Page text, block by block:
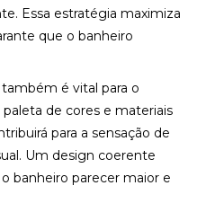
Essa estratégia maximiza
que o banheiro
também é vital para o
de cores e materiais
para a sensação de
Um design coerente
banheiro parecer maior e